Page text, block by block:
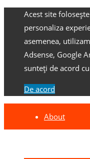
Acest site
personaliza
asemenea,
Adsense, Google
sunteți de acord
De acord
About